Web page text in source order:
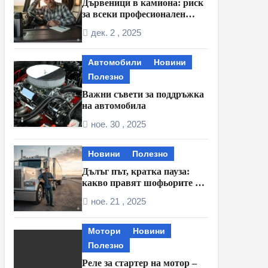
Дървеници в камиона: риск
за всеки професионален
дек. 2 , 2025
Автомобили
Новини
Полезно
Важни съвети за поддръжка
на автомобила
ное. 30 , 2025
Новини Полезно
Дълъг път, кратка пауза:
какво правят шофьорите по
спирки
ное. 21 , 2025
Мотори
Новини
Полезно
Реле за стартер на мотор –